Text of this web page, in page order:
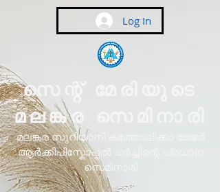
Log In
സെന്റ് മേരിയുടെ
മലങ്കര സെമിനാരി
മലങ്കര സുറിയാനി കത്തോലിക്കാ മേജർ
ആർക്കിപിസ്കോപ്പൽ ചർച്ചിന്റെ പ്രധാന
സെമിനാരി